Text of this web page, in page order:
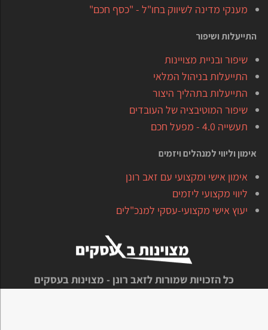
מענקי מדינה לשיווק בחו"ל - "כסף חכם"
התייעלות ושיפור
שיפור ובניית מצויינות
התייעלות בניהול המלאי
התייעלות בתהליך היצור
שיפור המוטיבציה של העובדים
תעשייה 4.0 - מפעל חכם
אימון וליווי למנהלים ויזמים
אימון אישי ומקצועי עם זאב רונן
ליווי מקצועי ליזמים
יעוץ אישי מקצועי-עסקי למנכ"לים
כל הזכויות שמורות לזאב רונן - מצוינות בעסקים